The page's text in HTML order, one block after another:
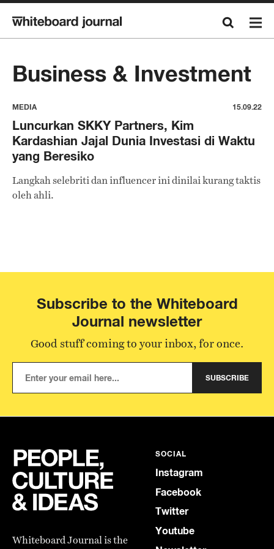
Business & Investment
MEDIA 15.09.22
Luncurkan SKKY Partners, Kim
Kardashian Jajal Dunia Investasi di Waktu
yang Beresiko
Langkah selebriti dan influencer ini dinilai kurang taktis
oleh ahli.
Subscribe to the Whiteboard
Journal newsletter
Good stuff coming to your inbox, for once.
SUBSCRIBE
Whiteboard Journal is the
SOCIAL
Instagram
Facebook
Twitter
Youtube